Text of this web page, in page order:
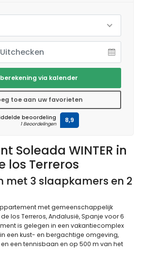
Soleada WINTER in
los Terreros
met 3 slaapkamers en 2
met gemeenschappelijk
los Terreros, Andalusië, Spanje voor 6
is gelegen in een vakantiecomplex
een kust- en bergachtige omgeving,
een tennisbaan en op 500 m van het
via kalender
toe aan uw favorieten
beoordeling
1 Beoordelingen 8,9